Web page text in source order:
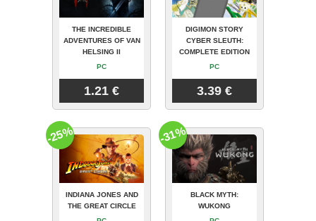
THE INCREDIBLE
ADVENTURES OF VAN
HELSING II
PC
1.21 €
DIGIMON STORY
CYBER SLEUTH:
COMPLETE EDITION
PC
3.39 €
INDIANA JONES AND
THE GREAT CIRCLE
-25%
BLACK MYTH:
WUKONG
-31%